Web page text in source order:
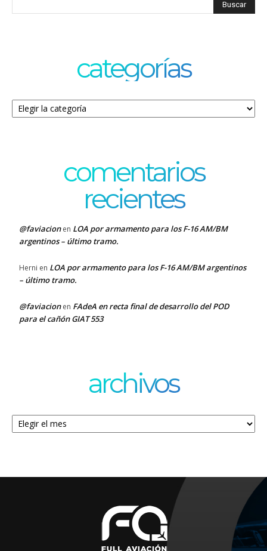
categorías
Categorías
comentarios
recientes
@faviacionen LOA por armamento para los F-16 AM/BM
argentinos – último tramo.
Herni en LOA por armamento para los F-16 AM/BM argentinos
– último tramo.
@faviacionen FAdeA en recta final de desarrollo del POD
para el cañón GIAT 553
archivos
Archivos